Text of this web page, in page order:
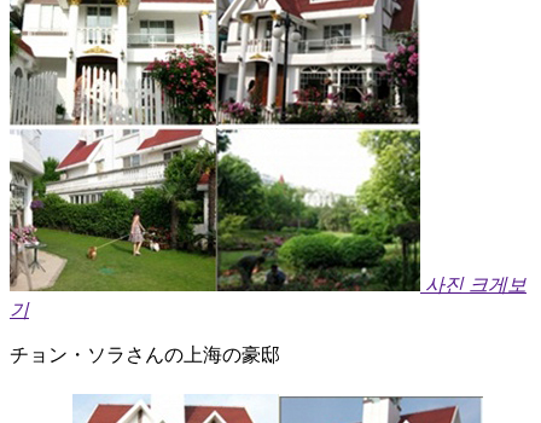
사진 크게보
기
チョン・ソラさんの上海の豪邸